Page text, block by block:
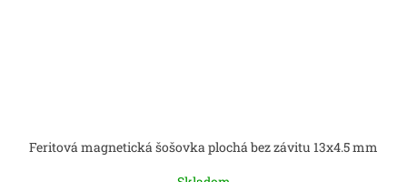
Feritová magnetická šošovka plochá bez závitu 13x4.5 mm